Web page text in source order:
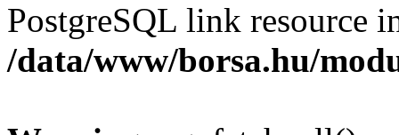
PostgreSQL link resource
/data/www/borsa.hu/